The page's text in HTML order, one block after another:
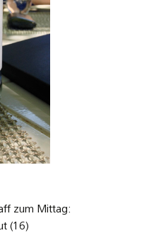
zum Mittag:
(16)